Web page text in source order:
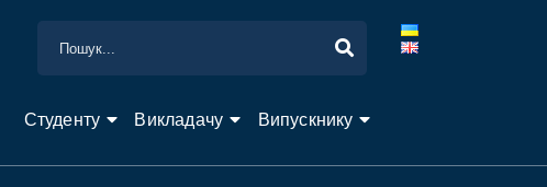
Студенту Викладачу Випускнику